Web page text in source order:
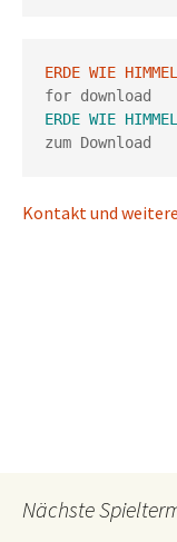
ERDE WIE
ERDE WIE
Kontakt und
Nächste